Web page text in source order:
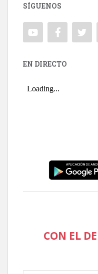
SÍGUENOS
EN DIRECTO
CON EL